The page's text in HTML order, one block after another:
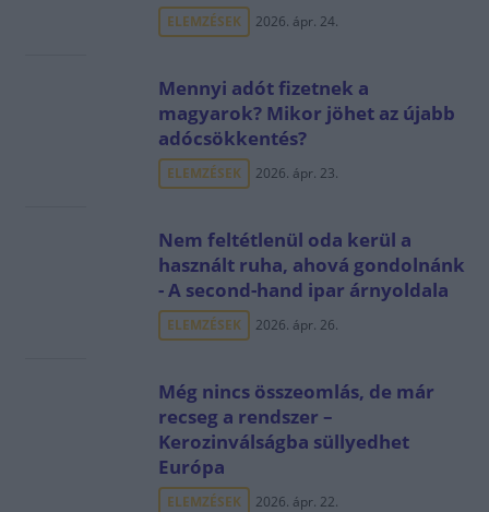
ELEMZÉSEK 2026. ápr. 24.
Mennyi adót fizetnek a
magyarok? Mikor jöhet az újabb
adócsökkentés?
ELEMZÉSEK 2026. ápr. 23.
Nem feltétlenül oda kerül a
használt ruha, ahová gondolnánk
- A second-hand ipar árnyoldala
ELEMZÉSEK 2026. ápr. 26.
Még nincs összeomlás, de már
recseg a rendszer –
Kerozinválságba süllyedhet
Európa
ELEMZÉSEK 2026. ápr. 22.